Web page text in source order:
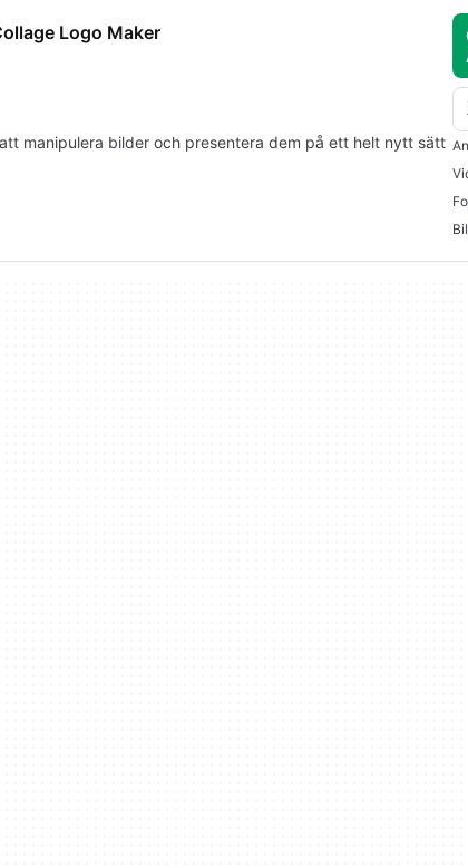
Logo Maker
manipulera bilder och presentera dem på ett helt nytt sätt